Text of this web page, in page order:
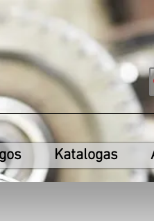
Katalogas